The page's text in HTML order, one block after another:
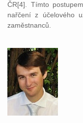
ČR[4]. Tímto
nařčení z účelového
zaměstnanců.